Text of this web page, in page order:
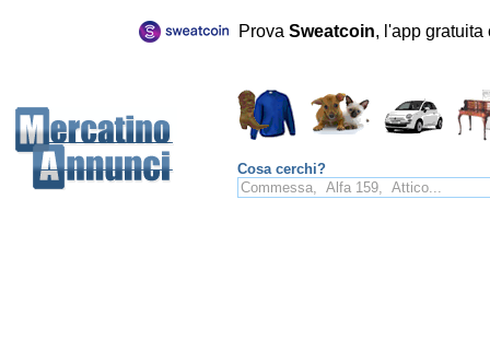
Prova Sweatcoin, l'app
Cosa cerchi?